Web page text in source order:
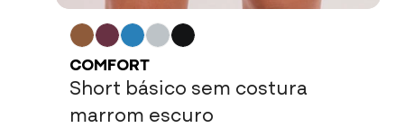
COMFORT
Short básico sem costura
marrom escuro